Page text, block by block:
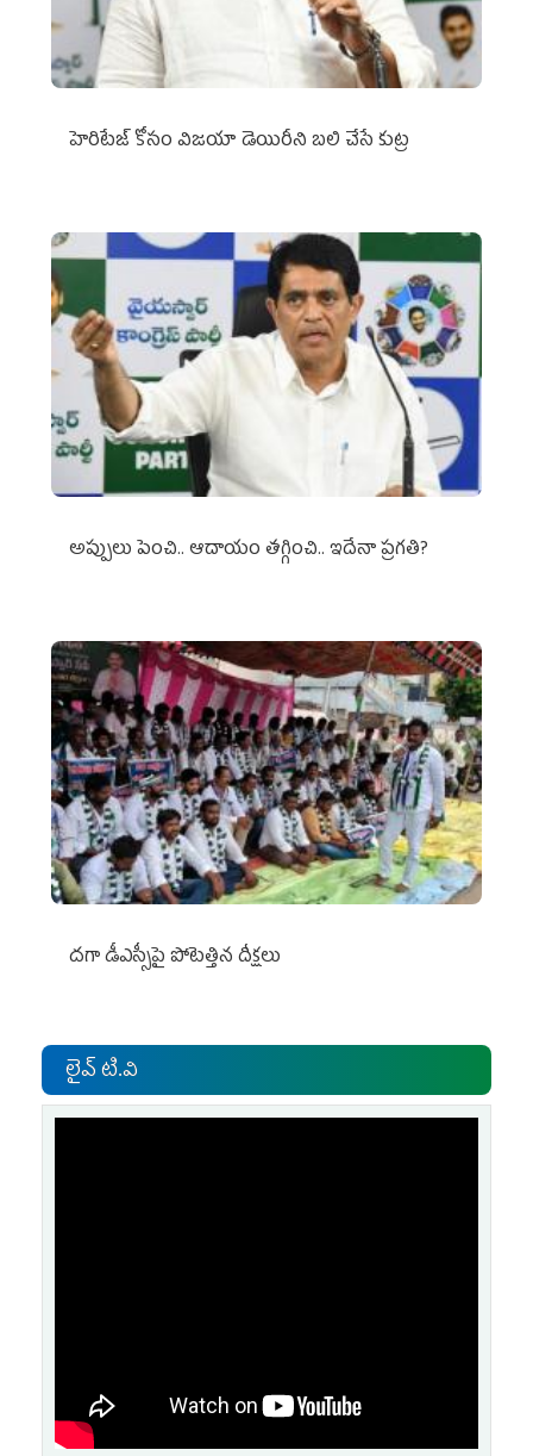
హెరిటేజ్ కోసం విజయా డెయిరీని బలి చేసే కుట్ర‌
అప్పులు పెంచి.. ఆదాయం తగ్గించి.. ఇదేనా ప్రగతి?
దగా డీఎస్సీపై పోటెత్తిన దీక్షలు
లైవ్ టి.వి